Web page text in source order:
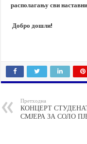
располагању сви
Добро дошли!
Претходна
КОНЦЕРТ
СМЈЕРА ЗА СОЛО